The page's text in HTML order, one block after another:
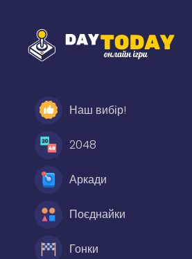
Наш вибір!
2048
Аркади
Поєднайки
Гонки